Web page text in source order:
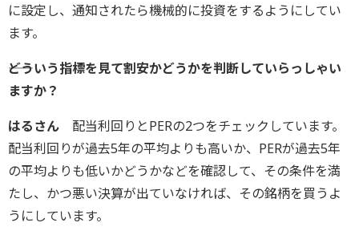
に設定し、通知されたら機械的に投資をするようにしてい
ます。
――どういう指標を見て割安かどうかを判断していらっしゃい
ますか？ ‎
はるさん 配当利回りとPERの2つをチェックしています。
配当利回りが過去5年の平均よりも高いか、PERが過去5年
の平均よりも低いかどうかなどを確認して、その条件を満
たし、かつ悪い決算が出ていなければ、その銘柄を買うよ
うにしています。